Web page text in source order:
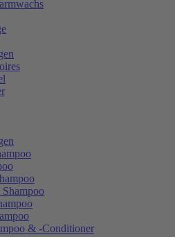
Shampoo
& -Conditioner